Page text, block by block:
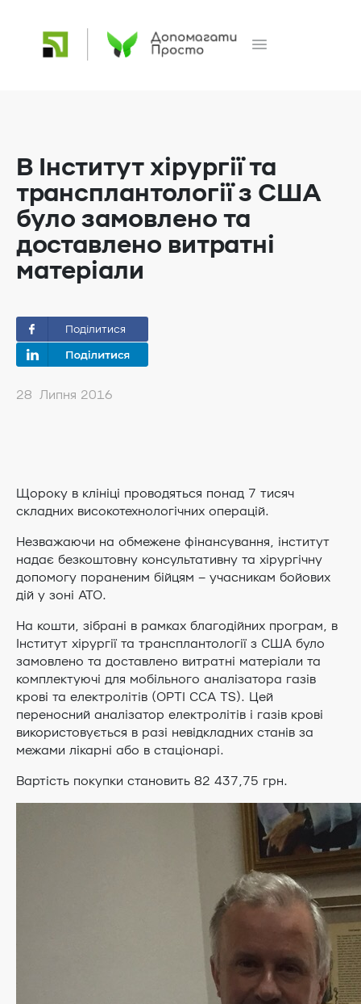
В Інститут хірургії та
трансплантології з США
було замовлено та
доставлено витратні
матеріали
Поділитися
28 Липня 2016
Щороку в клініці проводяться понад 7 тисяч
складних високотехнологічних операцій.
Незважаючи на обмежене фінансування, інститут
надає безкоштовну консультативну та хірургічну
допомогу пораненим бійцям – учасникам бойових
дій у зоні АТО.
На кошти, зібрані в рамках благодійних програм, в
Інститут хірургії та трансплантології з США було
замовлено та доставлено витратні матеріали та
комплектуючі для мобільного аналізатора газів
крові та електролітів (OPTI CCA TS). Цей
переносний аналізатор електролітів і газів крові
використовується в разі невідкладних станів за
межами лікарні або в стаціонарі.
Вартість покупки становить 82 437,75 грн.